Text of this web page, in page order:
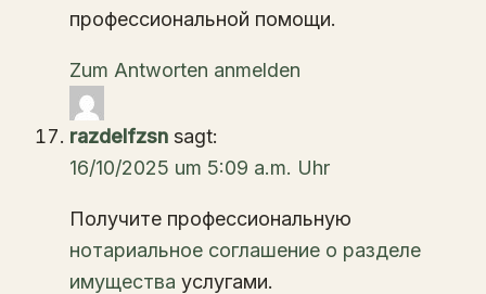
профессиональной помощи.
Zum Antworten anmelden
razdelfzsn sagt:
16/10/2025 um 5:09 a.m. Uhr
Получите профессиональную
нотариальное соглашение о разделе
имущества услугами.